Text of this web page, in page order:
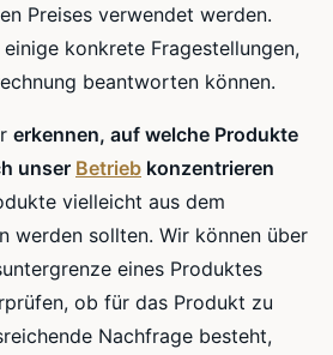
Preises verwendet werden.
konkrete Fragestellungen,
beantworten können.
erkennen, auf welche Produkte
unser Betrieb konzentrieren
vielleicht aus dem
werden sollten. Wir können über
eines Produktes
ob für das Produkt zu
Nachfrage besteht,